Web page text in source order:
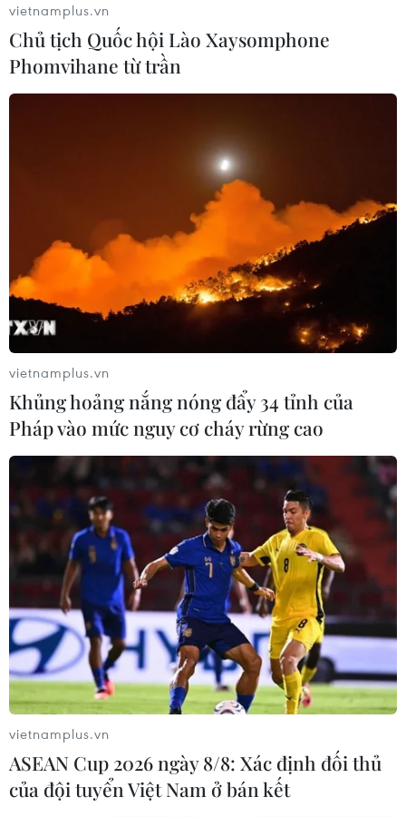
Tổng thống Trump công bố sáng kiến 5G
với mệnh lệnh ‘Mỹ phải thắng'
13/04/2019 08:32
Ngày 12/4, Tổng thống Mỹ Donald Trump và Ủy ban
Truyền thông Liên bang Mỹ (FCC) đã công bố một số
sáng kiến ​​nhằm thúc đẩy mạng 5G ở Mỹ.
Hãng viễn thông Trung Quốc China
Mobile không được chào đón ở Mỹ
18/04/2019 03:45
Cơ quan quản lý truyền thông hàng đầu thuộc Chính
vietnamplus.vn
Chủ tịch Quốc hội Lào Xaysomphone
Phomvihane từ trần
vietnamplus.vn
Khủng hoảng nắng nóng đẩy 34 tỉnh của
Pháp vào mức nguy cơ cháy rừng cao
vietnamplus.vn
ASEAN Cup 2026 ngày 8/8: Xác định đối thủ
của đội tuyển Việt Nam ở bán kết